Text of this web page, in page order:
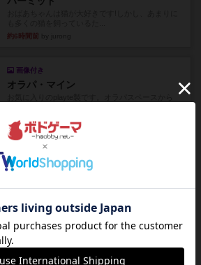
約6時間前
画像付き
オラパ・マイン
約7時間前by くみ
マーリン
４人プレイ。インスト1時間プレイ2時間半。結構
約7時間前by oliber
アンブッシュ！：シルバースター
1987年にVictory Gamesが出版した『Silver Sta...
約7時間前by Chaco